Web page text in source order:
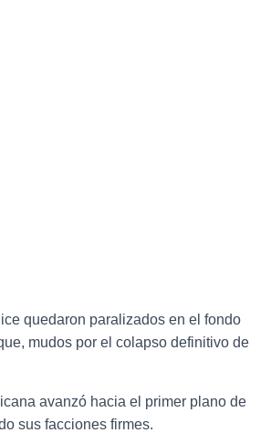
quedaron paralizados en el fondo
mudos por el colapso definitivo de
avanzó hacia el primer plano de
sus facciones firmes.